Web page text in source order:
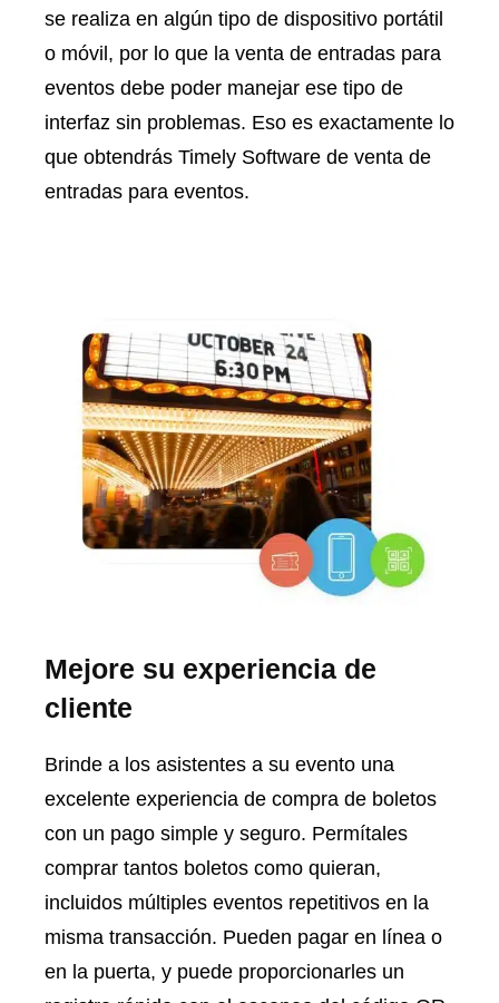
se realiza en algún tipo de dispositivo portátil
o móvil, por lo que la venta de entradas para
eventos debe poder manejar ese tipo de
interfaz sin problemas. Eso es exactamente lo
que obtendrás Timely Software de venta de
entradas para eventos.
Mejore su experiencia de
cliente
Brinde a los asistentes a su evento una
excelente experiencia de compra de boletos
con un pago simple y seguro. Permítales
comprar tantos boletos como quieran,
incluidos múltiples eventos repetitivos en la
misma transacción. Pueden pagar en línea o
en la puerta, y puede proporcionarles un